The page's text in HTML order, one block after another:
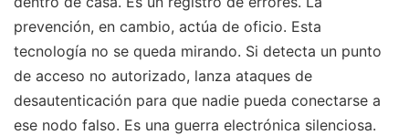
prevención, en cambio, actúa de oficio. Esta
tecnología no se queda mirando. Si detecta un punto
de acceso no autorizado, lanza ataques de
desautenticación para que nadie pueda conectarse a
ese nodo falso. Es una guerra electrónica silenciosa.